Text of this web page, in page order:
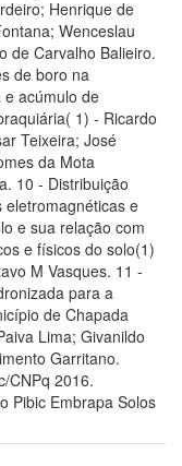
Henrique de
Wenceslau
de Carvalho Balieiro.
de boro na
acúmulo de
1) - Ricardo
Teixeira; José
da Mota
10 - Distribuição
eletromagnéticas e
e sua relação com
e físicos do solo(1)
M Vasques. 11 -
para a
de Chapada
Lima; Givanildo
Garritano.
CNPq 2016.
Pibic Embrapa Solos